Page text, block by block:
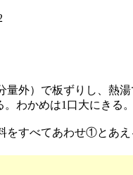
外）で板ずりし、熱
。わかめは1口大にきる
をすべてあわせ①とあえ